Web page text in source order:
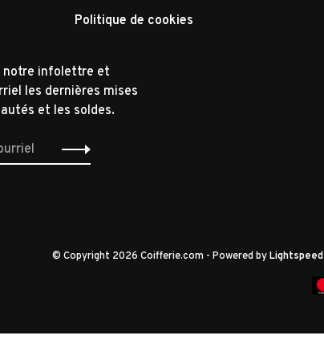
Politique de cookies
notre infolettre et
les dernières mises
et les soldes.
© Copyright 2026 Coifferie.com - Powered byLightspeed